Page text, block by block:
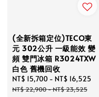
(全新拆箱定位)TECO東
元 302公升 一級能效 變
頻 雙門冰箱 R3024TXW
白色 舊機回收
Sale
price
NT$ 15,700 - NT$ 16,525
NT$ 22,900-NT$ 23,525